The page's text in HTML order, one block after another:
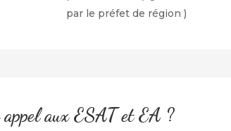
par le préfet de région )
appel aux ESAT et EA ?